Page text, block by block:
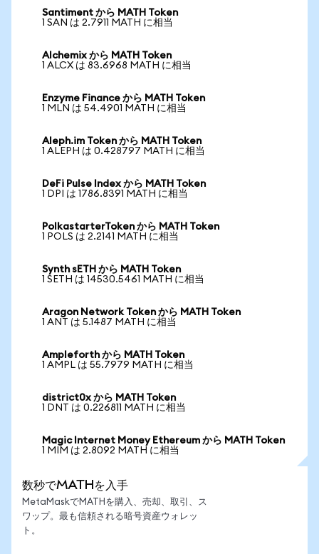
Santiment から MATH Token
1 SAN は 2.7911 MATH に相当
Alchemix から MATH Token
1 ALCX は 83.6968 MATH に相当
Enzyme Finance から MATH Token
1 MLN は 54.4901 MATH に相当
Aleph.im Token から MATH Token
1 ALEPH は 0.428797 MATH に相当
DeFi Pulse Index から MATH Token
1 DPI は 1786.8391 MATH に相当
PolkastarterToken から MATH Token
1 POLS は 2.2141 MATH に相当
Synth sETH から MATH Token
1 SETH は 14530.5461 MATH に相当
Aragon Network Token から MATH Token
1 ANT は 5.1487 MATH に相当
Ampleforth から MATH Token
1 AMPL は 55.7979 MATH に相当
district0x から MATH Token
1 DNT は 0.226811 MATH に相当
Magic Internet Money Ethereum から MATH Token
1 MIM は 2.8092 MATH に相当
数秒でMATHを入手
MetaMaskでMATHを購入、売却、取引、ス
ワップ。最も信頼される暗号資産ウォレッ
ト。